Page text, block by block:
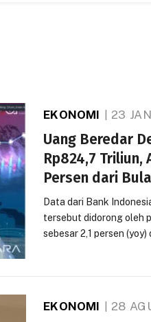
EKONOMI 23
Uang Beredar
Rp824,7 Triliun,
Persen dari
Data dari Bank
tersebut didorong oleh
sebesar 2,1 persen
EKONOMI 28